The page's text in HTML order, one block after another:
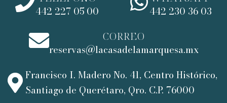
442 227 05 00
442 230 36 03
CORREO
reservas@lacasadelamarquesa.mx
Francisco I. Madero No. 41, Centro Histórico,
Santiago de Querétaro, Qro. C.P. 76000